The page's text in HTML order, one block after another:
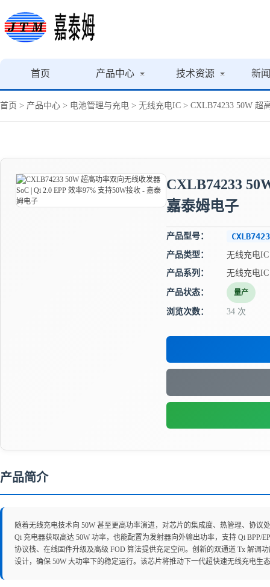
首页 产品中心 技术资源 新
首页 > 产品中心 > 电池管理与充电 > 无线充电IC > CXLB74233 50W 超
CXLB74233
嘉泰姆电子
产品型号：
产品类型：
无线充电IC
产品系列：
无线充电
产品状态： 量产
浏览次数： 34 次
产品简介
随着无线充电技术向 50W 甚至更高功率演进，对芯片的集成度、热管理、协
Qi 充电器获取高达 50W 功率，也能配置为发射器向外输出功率，支持 Qi BPP/
协议栈、在线固件升级及高级 FOD 算法提供充足空间。创新的双通道 Tx 解调
设计，确保 50W 大功率下的稳定运行。该芯片将推动下一代超快速无线充电生